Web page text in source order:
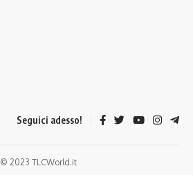
Seguici adesso!
© 2023 TLCWorld.it